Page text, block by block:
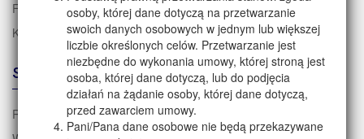
Firma GETEX
Kontakt
STREFA KLIENTA
Regulamin zakupów
osoby, której dane dotyczą na przetwarzanie
swoich danych osobowych w jednym lub większej
liczbie określonych celów. Przetwarzanie jest
niezbędne do wykonania umowy, której stroną jest
osoba, której dane dotyczą, lub do podjęcia
działań na żądanie osoby, której dane dotyczą,
przed zawarciem umowy.
Pani/Pana dane osobowe nie będą przekazywane